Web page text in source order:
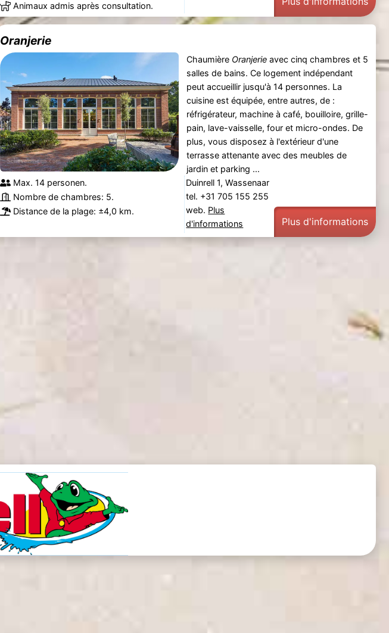
Animaux admis après consultation.
Oranjerie
Chaumière Oranjerieavec cinq chambres et 5
salles de bains. Ce logement indépendant
peut accueillir jusqu'à 14 personnes. La
cuisine est équipée, entre autres, de :
réfrigérateur, machine à café, bouilloire, grille-
pain, lave-vaisselle, four et micro-ondes. De
plus, vous disposez à l'extérieur d'une
terrasse attenante avec des meubles de
jardin et parking ...
Max. 14 personen.
Nombre de chambres: 5.
Distance de la plage: ±4,0 km.
Duinrell 1, Wassenaar
tel. +31 705 155 255
web. Plus
d'informations
Plus d'informations